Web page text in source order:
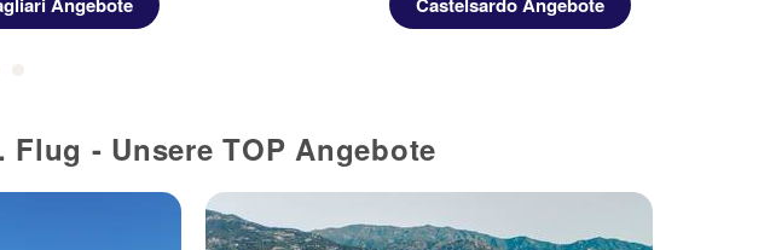
- Unsere TOP Angebote